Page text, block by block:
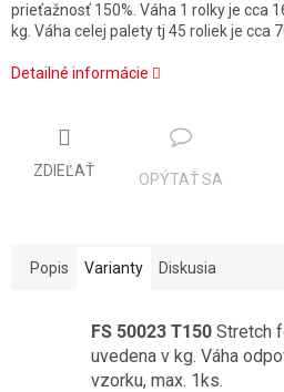
prieťažnosť 150%. Váha 1 rolky je cca
kg. Váha celej palety tj 45 roliek je cca
Detailné informácie
ZDIEĽAŤ
OPÝTAŤ SA
Popis Varianty Diskusia
FS 50023 T150 Stretch
uvedena v kg. Váha
vzorku, max. 1ks.